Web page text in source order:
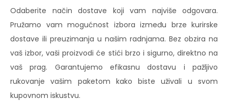
Odaberite način dostave koji vam najviše odgovara.
Pružamo vam mogućnost izbora između brze kurirske
dostave ili preuzimanja u našim radnjama. Bez obzira na
vaš izbor, vaši proizvodi će stići brzo i sigurno, direktno na
vaš prag. Garantujemo efikasnu dostavu i pažljivo
rukovanje vašim paketom kako biste uživali u svom
kupovnom iskustvu.